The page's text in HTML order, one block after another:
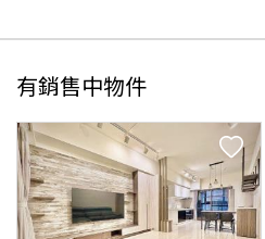
有銷售中物件